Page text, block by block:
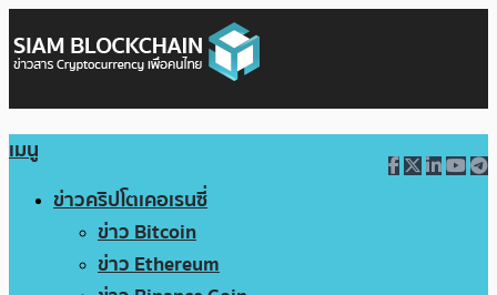
เมนู
ข่าวคริปโตเคอเรนซี่
ข่าว Bitcoin
ข่าว Ethereum